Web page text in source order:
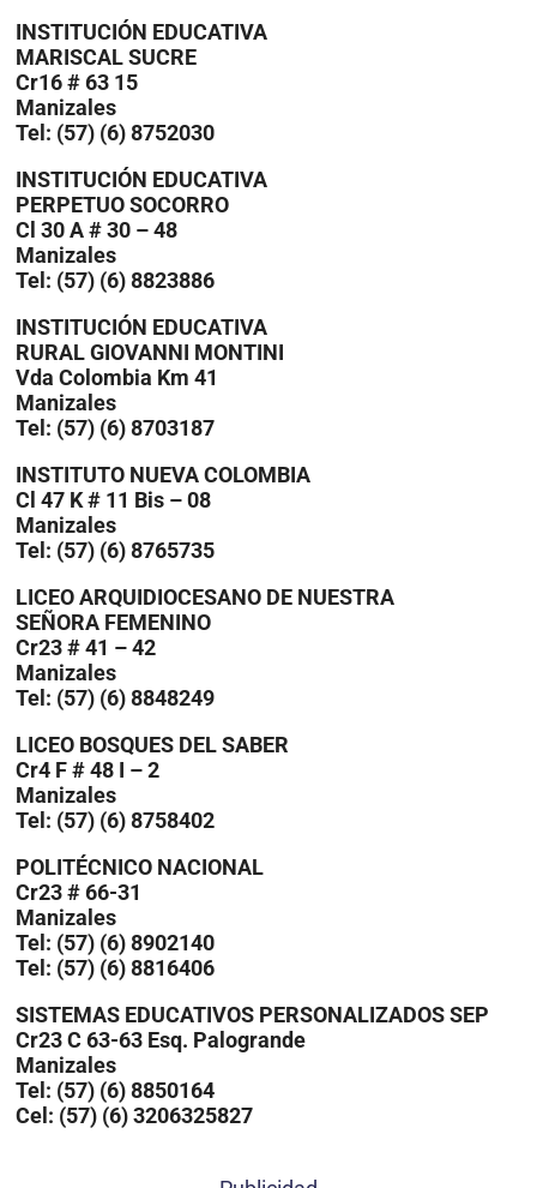
INSTITUCIÓN EDUCATIVA
MARISCAL SUCRE
Cr16 # 63 15
Manizales
Tel: (57) (6) 8752030
INSTITUCIÓN EDUCATIVA
PERPETUO SOCORRO
Cl 30 A # 30 – 48
Manizales
Tel: (57) (6) 8823886
INSTITUCIÓN EDUCATIVA
RURAL GIOVANNI MONTINI
Vda Colombia Km 41
Manizales
Tel: (57) (6) 8703187
INSTITUTO NUEVA COLOMBIA
Cl 47 K # 11 Bis – 08
Manizales
Tel: (57) (6) 8765735
LICEO ARQUIDIOCESANO DE NUESTRA
SEÑORA FEMENINO
Cr23 # 41 – 42
Manizales
Tel: (57) (6) 8848249
LICEO BOSQUES DEL SABER
Cr4 F # 48 I – 2
Manizales
Tel: (57) (6) 8758402
POLITÉCNICO NACIONAL
Cr23 # 66-31
Manizales
Tel: (57) (6) 8902140
Tel: (57) (6) 8816406
SISTEMAS EDUCATIVOS PERSONALIZADOS SEP
Cr23 C 63-63 Esq. Palogrande
Manizales
Tel: (57) (6) 8850164
Cel: (57) (6) 3206325827